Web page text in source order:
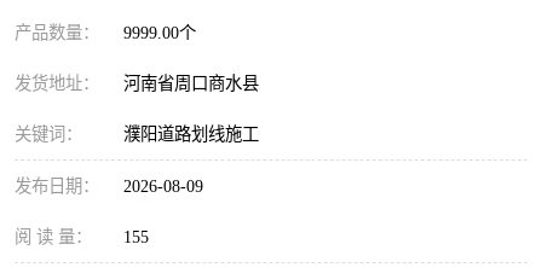
产品数量： 9999.00个
发货地址： 河南省周口商水县
关键词： 濮阳道路划线施工
发布日期： 2026-08-09
阅 读 量： 155